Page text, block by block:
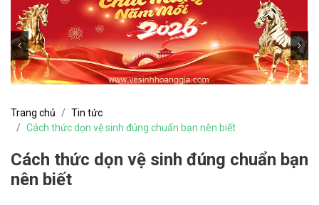
Trang chủ
Tin tức
Cách thức dọn vệ sinh đúng chuẩn bạn nên biết
Cách thức dọn vệ sinh đúng chuẩn bạn
nên biết